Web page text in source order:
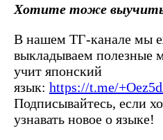
Хотите тоже выучить
В нашем ТГ-канале мы
выкладываем полезные
учит японский
язык: https://t.me/
Подписывайтесь, если
узнавать новое о языке!